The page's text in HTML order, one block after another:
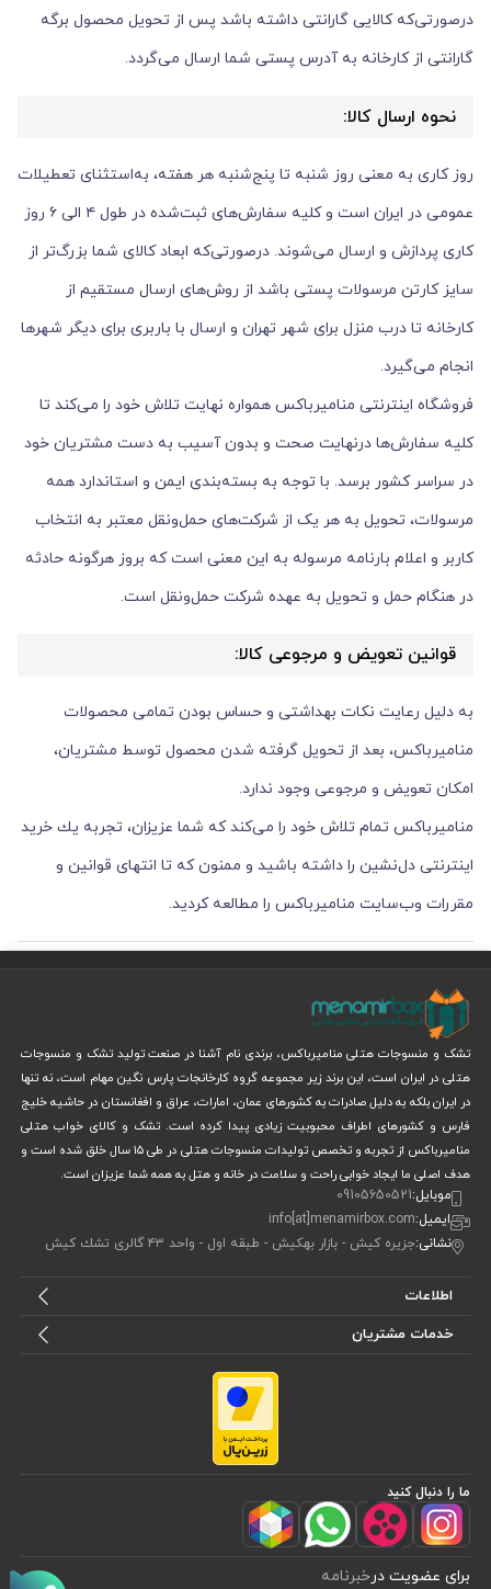
درصورتی‌که کالایی گارانتی داشته باشد پس از تحویل محصول برگه
گارانتی از کارخانه به آدرس پستی شما ارسال می‌گردد.
نحوه ارسال کالا:
روز کاری به معنی روز شنبه تا پنج‌شنبه هر هفته، به‌استثنای تعطیلات
عمومی در ایران است و کلیه سفارش‏‌های ثبت‌شده در طول ۴ الی ۶ روز
کاری پردازش و ارسال می‌‏شوند. درصورتی‌که ابعاد کالای شما بزرگ‌تر از
سایز کارتن مرسولات پستی باشد از روش‌های ارسال مستقیم از
کارخانه تا درب منزل برای شهر تهران و ارسال با باربری برای دیگر شهرها
انجام می‌گیرد.
فروشگاه اینترنتی منامیرباکس همواره نهایت تلاش خود را می‏‌کند تا
کلیه سفارش‌ها درنهایت صحت و بدون آسیب به دست مشتریان خود
در سراسر کشور برسد. با توجه به بسته‌بندی ایمن و استاندارد همه
مرسولات، تحویل به هر یک از شرکت‌‏های حمل‌ونقل معتبر به انتخاب
کاربر و اعلام بارنامه مرسوله به این معنی است که بروز هرگونه حادثه
در هنگام حمل و تحویل به عهده شرکت حمل‌ونقل است.
قوانين تعويض و مرجوعى كالا:
به دليل رعايت نكات بهداشتى و حساس بودن تمامى محصولات
مناميرباكس، بعد از تحويل گرفته شدن محصول توسط مشتريان،
امكان تعويض و مرجوعى وجود ندارد.
مناميرباكس تمام تلاش خود را می‌کند كه شما عزيزان، تجربه يك خريد
اينترنتى دل‌نشین را داشته باشيد و ممنون كه تا انتهاى قوانين و
مقررات وب‌سایت مناميرباكس را مطالعه كرديد.
تشک و منسوجات هتلی منامیرباکس، برندی نام آشنا در صنعت تولید تشک و منسوجات
هتلی در ایران است، این برند زیر مجموعه گروه کارخانجات پارس نگین مهام است، نه تنها
در ایران بلکه به دلیل صادرات به کشورهای عمان، امارات، عراق و افغانستان در حاشیه خلیج
فارس و‌ کشورهای اطراف محبوبیت زیادی پیدا کرده است. تشک و کالای خواب هتلی
منامیرباکس از تجربه و تخصص تولیدات منسوجات هتلی در طی ۱۵ سال خلق شده است و
هدف اصلی ما ایجاد خوابی راحت و سلامت در خانه و هتل به همه شما عزیزان است.
موبایل:09105650521
ایمیل:info[at]menamirbox.com
نشانی:جزيره كيش - بازار بهكيش - طبقه اول - واحد ٤٣ گالرى تشك كيش
اطلاعات
خدمات مشتریان
ما را دنبال کنید
برای عضویت درخبرنامه